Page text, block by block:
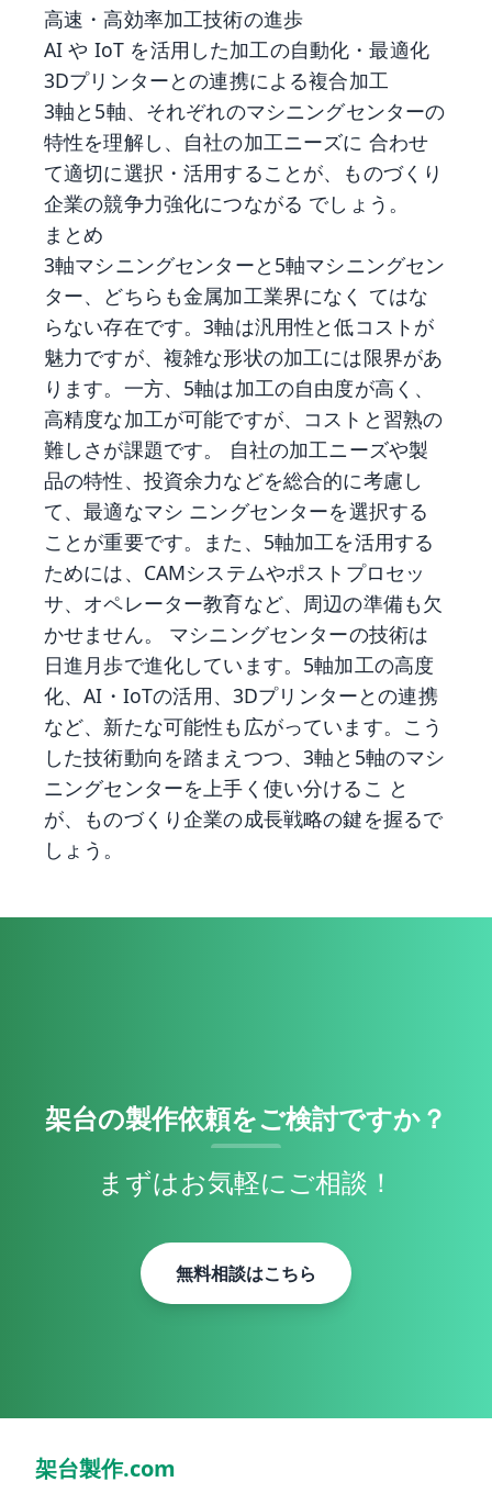
高速・高効率加工技術の進歩
AI や IoT を活用した加工の自動化・最適化
3Dプリンターとの連携による複合加工
3軸と5軸、それぞれのマシニングセンターの
特性を理解し、自社の加工ニーズに 合わせ
て適切に選択・活用することが、ものづくり
企業の競争力強化につながる でしょう。
まとめ
3軸マシニングセンターと5軸マシニングセン
ター、どちらも金属加工業界になく てはな
らない存在です。3軸は汎用性と低コストが
魅力ですが、複雑な形状の加工には限界があ
ります。一方、5軸は加工の自由度が高く、
高精度な加工が可能ですが、コストと習熟の
難しさが課題です。 自社の加工ニーズや製
品の特性、投資余力などを総合的に考慮し
て、最適なマシ ニングセンターを選択する
ことが重要です。また、5軸加工を活用する
ためには、CAMシステムやポストプロセッ
サ、オペレーター教育など、周辺の準備も欠
かせません。 マシニングセンターの技術は
日進月歩で進化しています。5軸加工の高度
化、AI・IoTの活用、3Dプリンターとの連携
など、新たな可能性も広がっています。こう
した技術動向を踏まえつつ、3軸と5軸のマシ
ニングセンターを上手く使い分けるこ と
が、ものづくり企業の成長戦略の鍵を握るで
しょう。
架台の製作依頼をご検討ですか？
まずはお気軽にご相談！
無料相談はこちら
架台製作.com